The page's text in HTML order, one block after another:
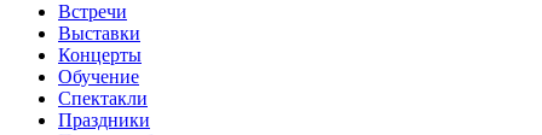
Встречи
Выставки
Концерты
Обучение
Спектакли
Праздники